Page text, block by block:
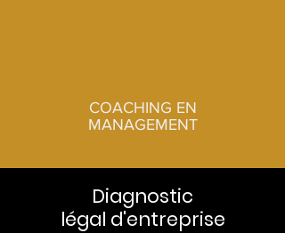
COACHING EN
MANAGEMENT
Diagnostic
légal d'entreprise